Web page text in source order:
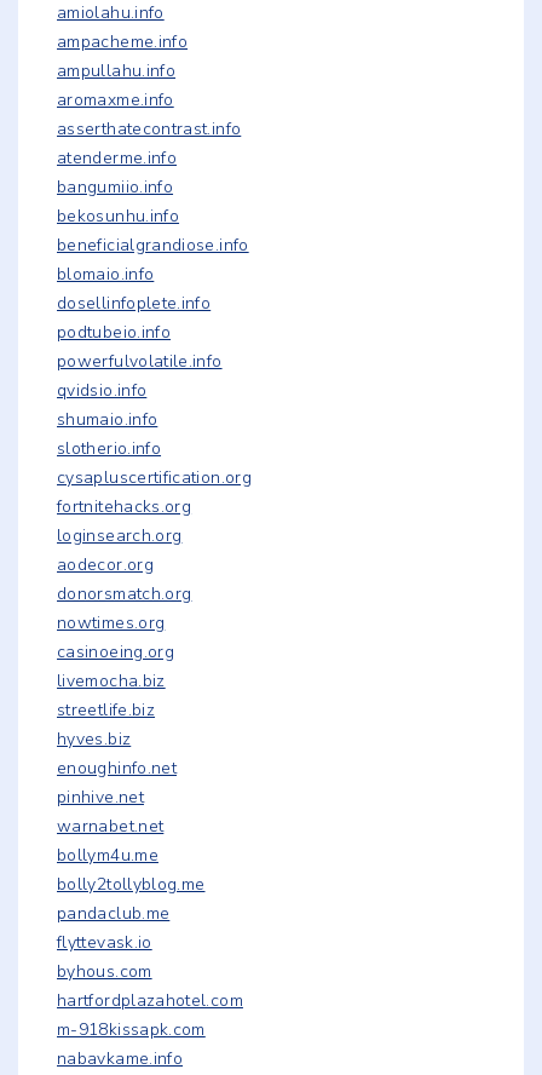
amiolahu.info
ampacheme.info
ampullahu.info
aromaxme.info
asserthatecontrast.info
atenderme.info
bangumiio.info
bekosunhu.info
beneficialgrandiose.info
blomaio.info
dosellinfoplete.info
podtubeio.info
powerfulvolatile.info
qvidsio.info
shumaio.info
slotherio.info
cysapluscertification.org
fortnitehacks.org
loginsearch.org
aodecor.org
donorsmatch.org
nowtimes.org
casinoeing.org
livemocha.biz
streetlife.biz
hyves.biz
enoughinfo.net
pinhive.net
warnabet.net
bollym4u.me
bolly2tollyblog.me
pandaclub.me
flyttevask.io
byhous.com
hartfordplazahotel.com
m-918kissapk.com
nabavkame.info